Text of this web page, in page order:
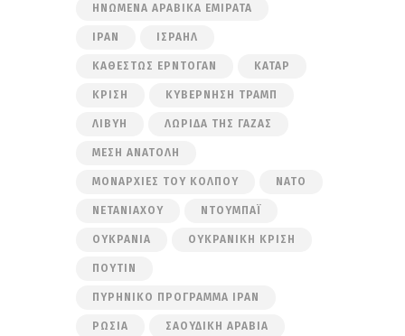
ΗΝΩΜΈΝΑ ΑΡΑΒΙΚΆ ΕΜΙΡΆΤΑ
ΙΡΆΝ ΙΣΡΑΉΛ
ΚΑΘΕΣΤΏΣ ΕΡΝΤΟΓΆΝ ΚΑΤΆΡ
ΚΡΊΣΗ ΚΥΒΈΡΝΗΣΗ ΤΡΑΜΠ
ΛΙΒΎΗ ΛΩΡΊΔΑ ΤΗΣ ΓΆΖΑΣ
ΜΈΣΗ ΑΝΑΤΟΛΉ
ΜΟΝΑΡΧΊΕΣ ΤΟΥ ΚΌΛΠΟΥ ΝΑΤΟ
ΝΕΤΑΝΙΆΧΟΥ ΝΤΟΥΜΠΆΙ
ΟΥΚΡΑΝΊΑ ΟΥΚΡΑΝΙΚΉ ΚΡΊΣΗ
ΠΟΎΤΙΝ
ΠΥΡΗΝΙΚΌ ΠΡΌΓΡΑΜΜΑ ΙΡΆΝ
ΡΩΣΊΑ ΣΑΟΥΔΙΚΉ ΑΡΑΒΊΑ